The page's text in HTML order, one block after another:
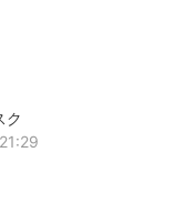
ク